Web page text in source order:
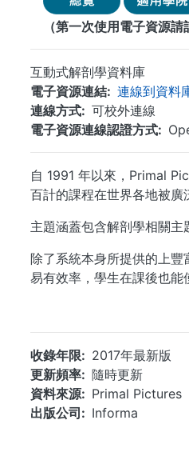
（第一次使用電子資源請
互動式解剖學資料庫
電子資源連結
連線到資料
連線方式
可校外連線
電子資源連線認證方式
自 1991 年以來，Primal
百計的課程在世界各地被廣
主題涵蓋包含解剖學相關
除了系統本身所提供的上
易有效率，學生在課後也能
收錄年限
2017年最新版
更新頻率
隨時更新
資料來源
Primal Pictures
出版公司
Informa